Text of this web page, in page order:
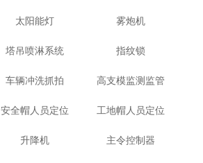
太阳能灯 雾炮机
塔吊喷淋系统 指纹锁
车辆冲洗抓拍 高支模监测监管
系统
安全帽人员定位 工地帽人员定位
升降机 主令控制器